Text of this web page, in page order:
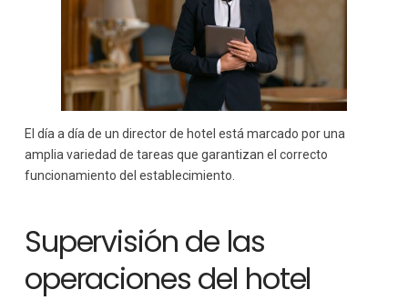
El día a día de un director de hotel está marcado por una
amplia variedad de tareas que garantizan el correcto
funcionamiento del establecimiento.
Supervisión de las
operaciones del hotel